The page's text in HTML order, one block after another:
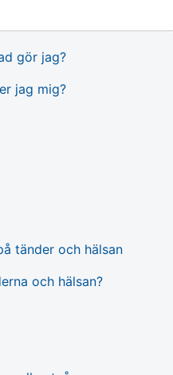
gör jag?
jag mig?
tänder och hälsan
och hälsan?